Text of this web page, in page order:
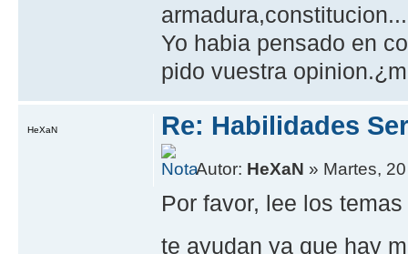
Yo habia pensado en
pido vuestra
Re: Habilidades
Autor: HeXaN » Martes,
Por favor, lee los
te ayudan ya que hay
HeXaN